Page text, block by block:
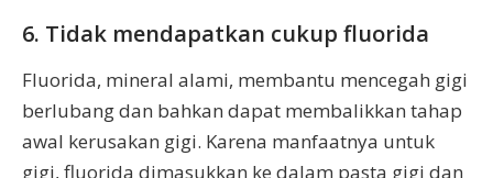
6. Tidak mendapatkan cukup fluorida
Fluorida, mineral alami, membantu mencegah gigi
berlubang dan bahkan dapat membalikkan tahap
awal kerusakan gigi. Karena manfaatnya untuk
gigi, fluorida dimasukkan ke dalam pasta gigi dan